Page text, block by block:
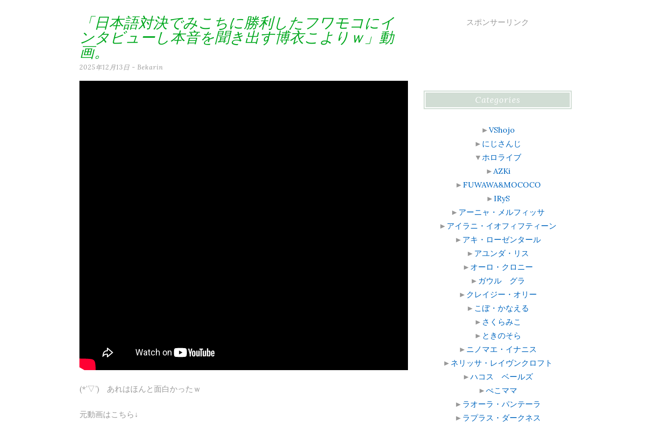
ツ
へ
ス
「日本語対決でみこちに勝利したフワモコにイ
ンタビューし本音を聞き出す博衣こよりｗ」動
画。
2025年12月13日 - Bekarin
(*’▽’) あれはほんと面白かったｗ
元動画はこちら↓
スポンサーリンク
Categories
►VShojo
► にじさんじ
▼ ホロライブ
► AZKi
► FUWAWA&MOCOCO
► IRyS
► アーニャ・メルフィッサ
► アイラニ・イオフィフティーン
► アキ・ローゼンタール
► アユンダ・リス
► オーロ・クロニー
► ガウル グラ
► クレイジー・オリー
► こぼ・かなえる
► さくらみこ
► ときのそら
► ニノマエ・イナニス
► ネリッサ・レイヴンクロフト
►ハコス ベールズ
►ぺこママ
► ラオーラ・パンテーラ
► ラプラス・ダークネス